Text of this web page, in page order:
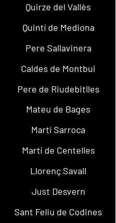
Quirze del Vallès
Quintí de Mediona
Pere Sallavinera
Caldes de Montbui
Pere de Riudebitlles
Mateu de Bages
Martí Sarroca
Martí de Centelles
Llorenç Savall
Just Desvern
Sant Feliu de Codines